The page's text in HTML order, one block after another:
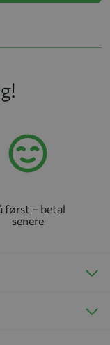
først – betal
senere